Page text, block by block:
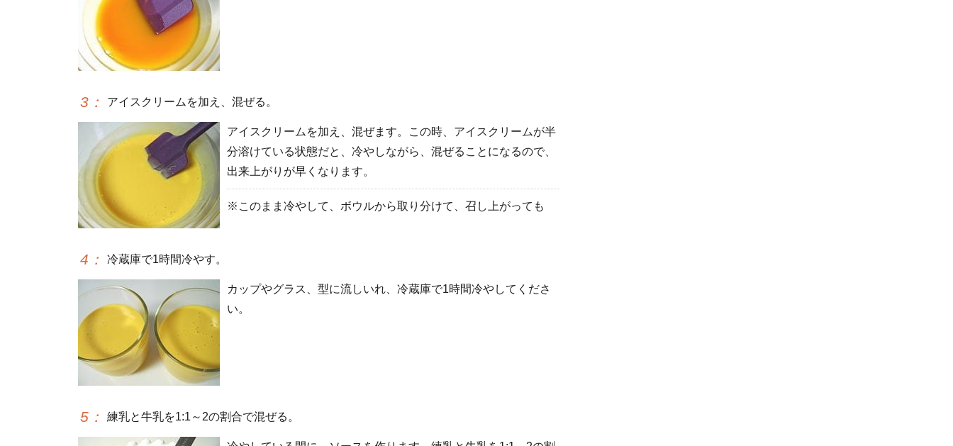
3 ： アイスクリームを加え、混ぜる。
アイスクリームを加え、混ぜます。この時、アイスクリームが半
分溶けている状態だと、冷やしながら、混ぜることになるので、
出来上がりが早くなります。
※このまま冷やして、ボウルから取り分けて、召し上がっても
4 ： 冷蔵庫で1時間冷やす。
カップやグラス、型に流しいれ、冷蔵庫で1時間冷やしてくださ
い。
5 ： 練乳と牛乳を1:1～2の割合で混ぜる。